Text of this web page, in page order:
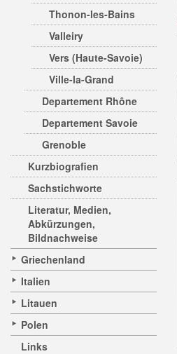
Thonon-les-Bains
Valleiry
Vers (Haute-Savoie)
Ville-la-Grand
Departement Rhône
Departement Savoie
Grenoble
Kurzbiografien
Sachstichworte
Literatur, Medien,
Abkürzungen,
Bildnachweise
Griechenland
Italien
Litauen
Polen
Links